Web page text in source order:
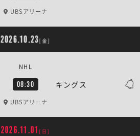
UBSアリーナ
2026.10.23[金]
08:30 キングス
NHL
UBSアリーナ
2026.11.01 [日]